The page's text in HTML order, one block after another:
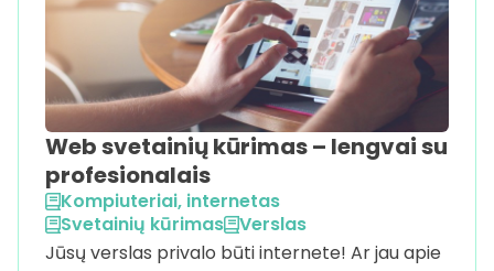
Web svetainių kūrimas – lengvai su
profesionalais
Kompiuteriai, internetas
Svetainių kūrimas
Verslas
Jūsų verslas privalo būti internete! Ar jau apie